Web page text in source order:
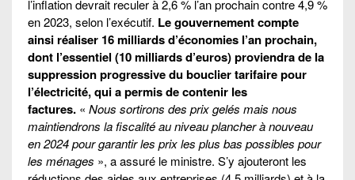
l’inflation devrait reculer à 2,6 % l’an prochain contre 4,9 %
en 2023, selon l’exécutif. Le gouvernement compte
ainsi réaliser 16 milliards d’économies l’an prochain,
dont l’essentiel (10 milliards d’euros) proviendra de la
suppression progressive du bouclier tarifaire pour
l’électricité, qui a permis de contenir les
factures. « Nous sortirons des prix gelés mais nous
maintiendrons la fiscalité au niveau plancher à nouveau
en 2024 pour garantir les prix les plus bas possibles pour
les ménages », a assuré le ministre. S’y ajouteront les